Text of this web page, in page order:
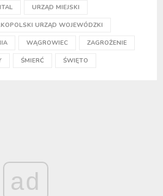
URZĄD MIEJSKI
URZĄD WOJEWÓDZKI
WĄGROWIEC ZAGROŻENIE
ŚMIERĆ ŚWIĘTO
ad